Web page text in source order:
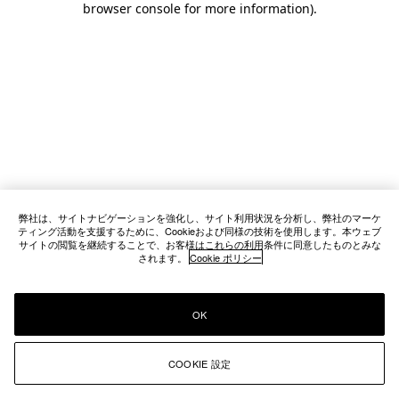
browser console for more information).
弊社は、サイトナビゲーションを強化し、サイト利用状況を分析し、弊社のマーケ
ティング活動を支援するために、Cookieおよび同様の技術を使用します。本ウェブ
サイトの閲覧を継続することで、お客様はこれらの利用条件に同意したものとみな
されます。 Cookie ポリシー
COOKIE 設定
OK